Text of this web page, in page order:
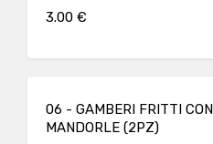
3.00 €
06 - GAMBERI FRITTI CON
MANDORLE (2PZ)